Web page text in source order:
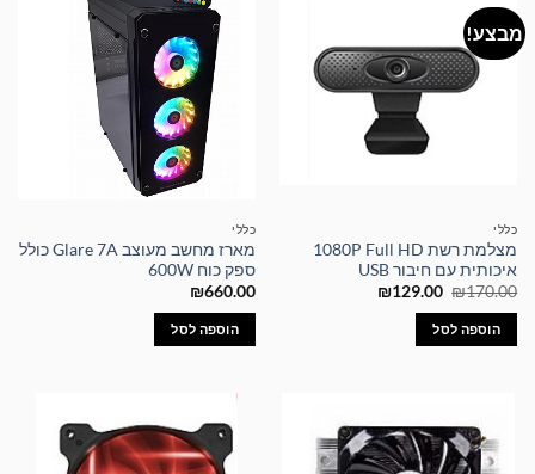
מבצע!
כללי
מצלמת רשת 1080P Full HD
איכותית עם חיבור USB
₪170.00
המחיר
היה:
₪170.00.
₪129.00
המחיר
הוספה לסל
כללי
מארז מחשב מעוצב Glare 7A כולל
ספק כוח 600W
₪660.00
הוספה לסל